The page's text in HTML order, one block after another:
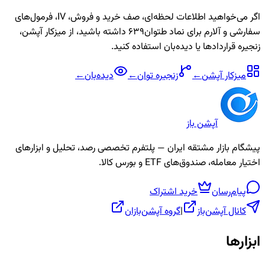
اگر می‌خواهید اطلاعات لحظه‌ای، صف خرید و فروش، IV، فرمول‌های
سفارشی و آلارم برای نمادطتوان639
داشته باشید، از میزکار آپشن،
زنجیره قراردادها یا دیده‌بان استفاده کنید.
میزکار آپشن← زنجیرهتوان← دیده‌بان←
آپشن باز
پیشگام بازار مشتقه ایران — پلتفرم تخصصی رصد، تحلیل و ابزارهای
اختیار معامله، صندوق‌های ETF و بورس کالا.
پیام‌رسان
خرید اشتراک
کانال آپشن‌باز
|گروه آپشن‌بازان
ابزارها